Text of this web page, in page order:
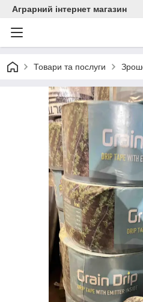
Аграрний інтернет магазин
Товари та послуги